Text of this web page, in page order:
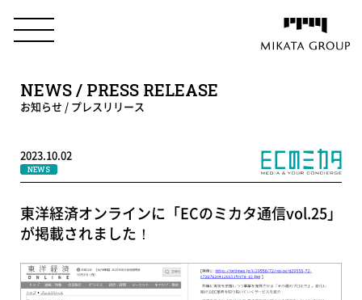
NEWS / PRESS RELEASE
お知らせ / プレスリリース
2023.10.02
NEWS
東洋経済オンラインに「ECのミカタ通信vol.25」
が掲載されました！